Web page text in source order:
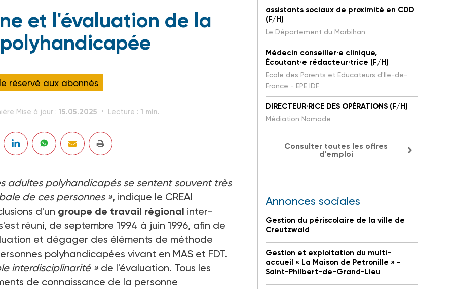
et l'évaluation de la
réservé aux abonnés
Mise à jour : 15.05.2025 Lecture : 1 min.
adultes polyhandicapés se sentent souvent très
de ces personnes », indique le CREAI
d'un groupe de travail régional inter-
réuni, de septembre 1994 à juin 1996, afin de
et dégager des éléments de méthode
polyhandicapées vivant en MAS et FDT.
interdisciplinarité »de l'évaluation. Tous les
de connaissance de la personne
assistants sociaux de proximité en CDD
(F/H)
Le Département du Morbihan
Médecin conseiller·e clinique,
Écoutant·e rédacteur·trice (F/H)
Ecole des Parents et Educateurs d'Ile-de-
France - EPE IDF
DIRECTEUR·RICE DES OPÉRATIONS (F/H)
Médiation Nomade
Consulter toutes les offres
d'emploi
Annonces sociales
Gestion du périscolaire de la ville de
Creutzwald
Gestion et exploitation du multi-
accueil « La Maison de Petronille » -
Saint-Philbert-de-Grand-Lieu